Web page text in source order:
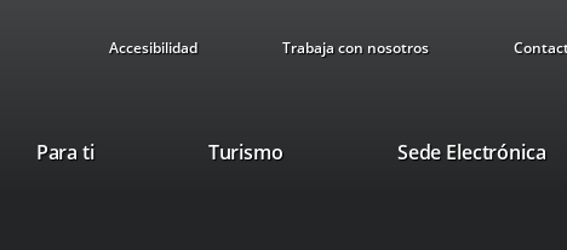
Accesibilidad Trabaja con nosotros
Para ti TurismoThis
Sede Electrónica